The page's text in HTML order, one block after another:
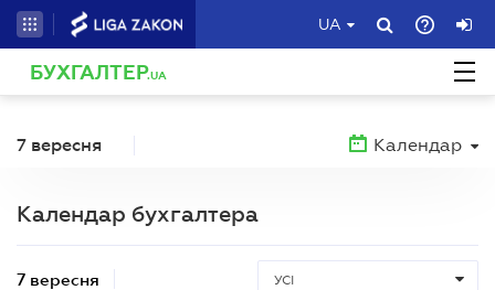
UA
БУХГАЛТЕР.UA
7 вересня Календар
Календар бухгалтера
7 вересня УСІ